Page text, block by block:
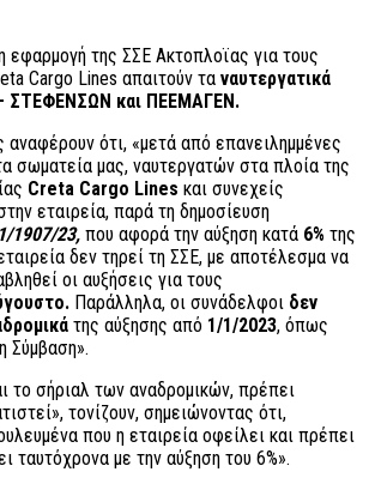
εφαρμογή της ΣΣΕ Ακτοπλοϊας για τους
Cargo Lines απαιτούν τα ναυτεργατικά
ΣΤΕΦΕΝΣΩΝ και ΠΕΕΜΑΓΕΝ.
αναφέρουν ότι, «μετά από επανειλημμένες
σωματεία μας, ναυτεργατών στα πλοία της
Creta Cargo Lines και συνεχείς
εταιρεία, παρά τη δημοσίευση
1907/23, που αφορά την αύξηση κατά 6% της
δεν τηρεί τη ΣΣΕ, με αποτέλεσμα να
οι αυξήσεις για τους
Παράλληλα, οι συνάδελφοι δεν
της αύξησης από 1/1/2023, όπως
Σύμβαση».
το σήριαλ των αναδρομικών, πρέπει
τονίζουν, σημειώνοντας ότι,
που η εταιρεία οφείλει και πρέπει
ταυτόχρονα με την αύξηση του 6%».